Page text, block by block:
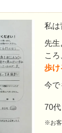
私は
先
ころ
歩け
今で
70
※お客